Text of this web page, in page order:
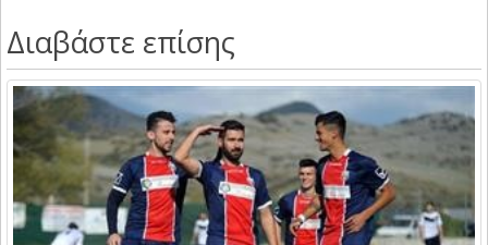
Διαβάστε επίσης